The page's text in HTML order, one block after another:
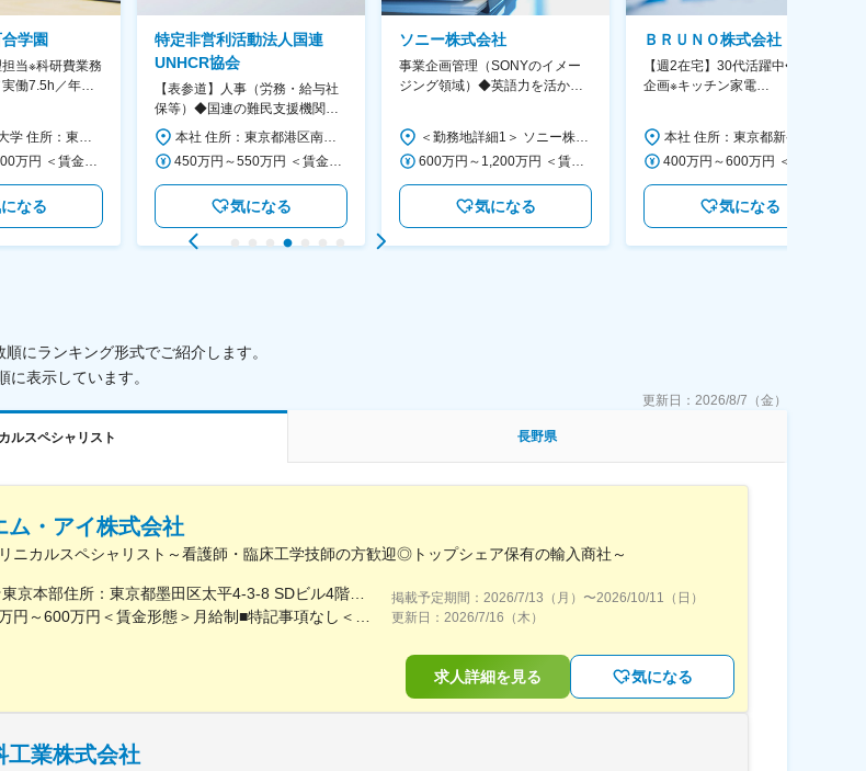
学園
当※科研費業務
働7.5h／年休
なる
特定非営利活動法人国連
UNHCR協会
【表参道】人事（労務・給与社
保等）◆国連の難民支援機関の
活動を支える日本公式支援窓口
◆正職員登用前提
気になる
ソニー株式会社
事業企画管理（SONYのイメー
ジング領域）◆英語力を活か
気になる
ＢＲＵＮＯ株式会社
【週2在宅】30代活躍中◆商品
企画※キッチン家電
気になる
にランキング形式でご紹介します。
表示しています。
更新日： 2026/8/7（金）
ルスペシャリスト 長野県
ム・アイ株式会社
リニカルスペシャリスト～看護師・臨床工学技師の方歓迎◎トップシェア保有の輸入商社～
掲載予定期間： 2026/7/13（月） 〜2026/10/11（日）
更新日： 2026/7/16（木）
求人詳細を見る 気になる
工業株式会社